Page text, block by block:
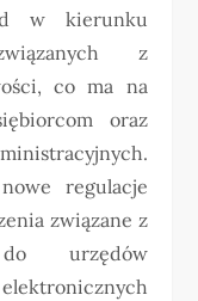
w kierunku
z
co ma na
oraz
regulacje
związane z
urzędów